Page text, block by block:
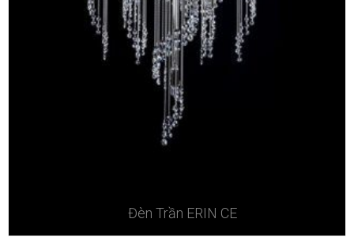
Đèn Trần ERIN CE